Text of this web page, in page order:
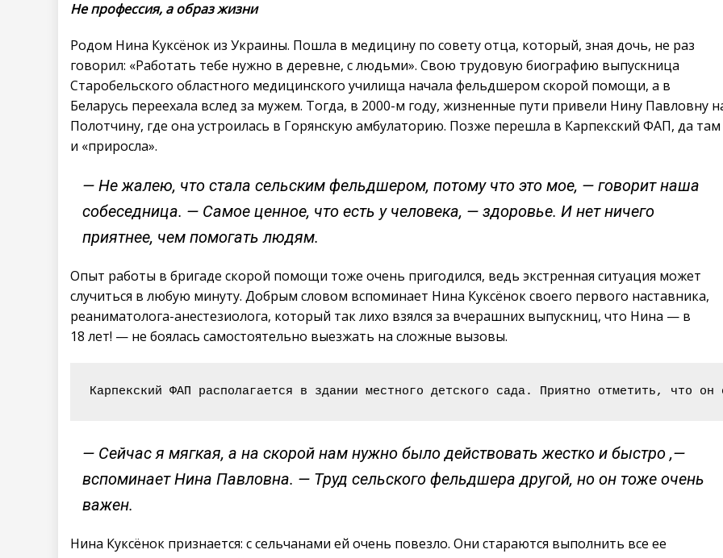
Не профессия, а образ жизни
Родом Нина Куксёнок из Украины. Пошла в медицину по совету отца, который, зная дочь, не раз
говорил: «Работать тебе нужно в деревне, с людьми». Свою трудовую биографию выпускница
Старобельского областного медицинского училища начала фельдшером скорой помощи, а в
Беларусь переехала вслед за мужем. Тогда, в 2000-м году, жизненные пути привели Нину Павловну
Полотчину, где она устроилась в Горянскую амбулаторию. Позже перешла в Карпекский ФАП, да там
и «приросла».
— Не жалею, что стала сельским фельдшером, потому что это мое, — говорит наша
собеседница. — Самое ценное, что есть у человека, — здоровье. И нет ничего
приятнее, чем помогать людям.
Опыт работы в бригаде скорой помощи тоже очень пригодился, ведь экстренная ситуация может
случиться в любую минуту. Добрым словом вспоминает Нина Куксёнок своего первого наставника,
реаниматолога-анестезиолога, который так лихо взялся за вчерашних выпускниц, что Нина — в
18 лет! — не боялась самостоятельно выезжать на сложные вызовы.
Карпекский ФАП располагается в здании местного детского сада. Приятно отметить, что
— Сейчас я мягкая, а на скорой нам нужно было действовать жестко и быстро ,—
вспоминает Нина Павловна. — Труд сельского фельдшера другой, но он тоже очень
важен.
Нина Куксёнок признается: с сельчанами ей очень повезло. Они стараются выполнить все ее